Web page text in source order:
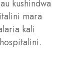
kushindwa
mara
kali